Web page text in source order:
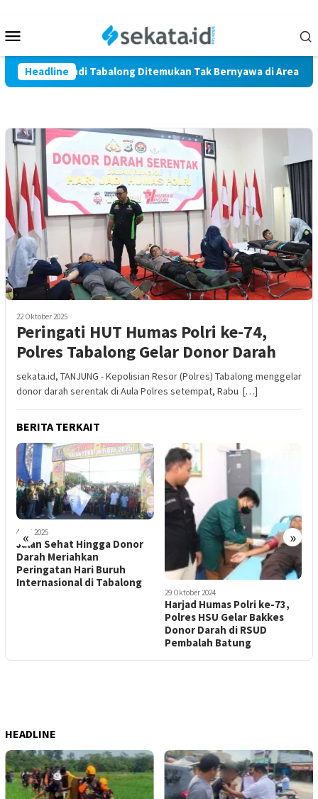
konten
Mobile
Headline
Marindi Tabalong Ditemukan Tak Bernyawa di Area
22 Oktober 2025
Peringati HUT Humas Polri ke-74,
Polres Tabalong Gelar Donor Darah
sekata.id, TANJUNG - Kepolisian Resor (Polres) Tabalong menggelar
donor darah serentak di Aula Polres setempat, Rabu […]
BERITA TERKAIT
« »
4 Mei 2025
Jalan Sehat Hingga Donor
Darah Meriahkan
Peringatan Hari Buruh
Internasional di Tabalong
29 Oktober 2024
Harjad Humas Polri ke-73,
Polres HSU Gelar Bakkes
Donor Darah di RSUD
Pembalah Batung
HEADLINE